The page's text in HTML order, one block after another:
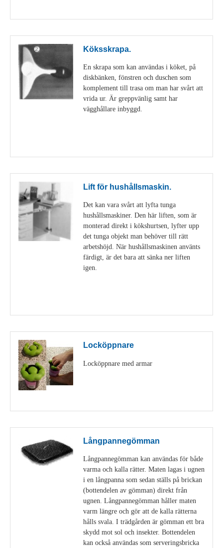
Köksskrapa.
En skrapa som kan användas i köket, på
diskbänken, fönstren och duschen som
komplement till trasa om man har svårt att
vrida ur. Är greppvänlig samt har
vägghållare inbyggd.
Lift för hushållsmaskin.
Det kan vara svårt att lyfta tunga
hushållsmaskiner. Den här liften, som är
monterad direkt i kökshurtsen, lyfter upp
det tunga objekt man behöver till rätt
arbetshöjd. När hushållsmaskinen använts
färdigt, är det bara att sänka ner liften
igen.
Locköppnare
Locköppnare med armar
Långpannegömman
Långpannegömman kan användas för både
varma och kalla rätter. Maten lagas i ugnen
i en långpanna som sedan ställs på brickan
(bottendelen av gömman) direkt från
ugnen. Långpannegömman håller maten
varm längre och gör att de kalla rätterna
hålls svala. I trädgården är gömman ett bra
skydd mot sol och insekter. Bottendelen
kan också användas som serveringsbricka